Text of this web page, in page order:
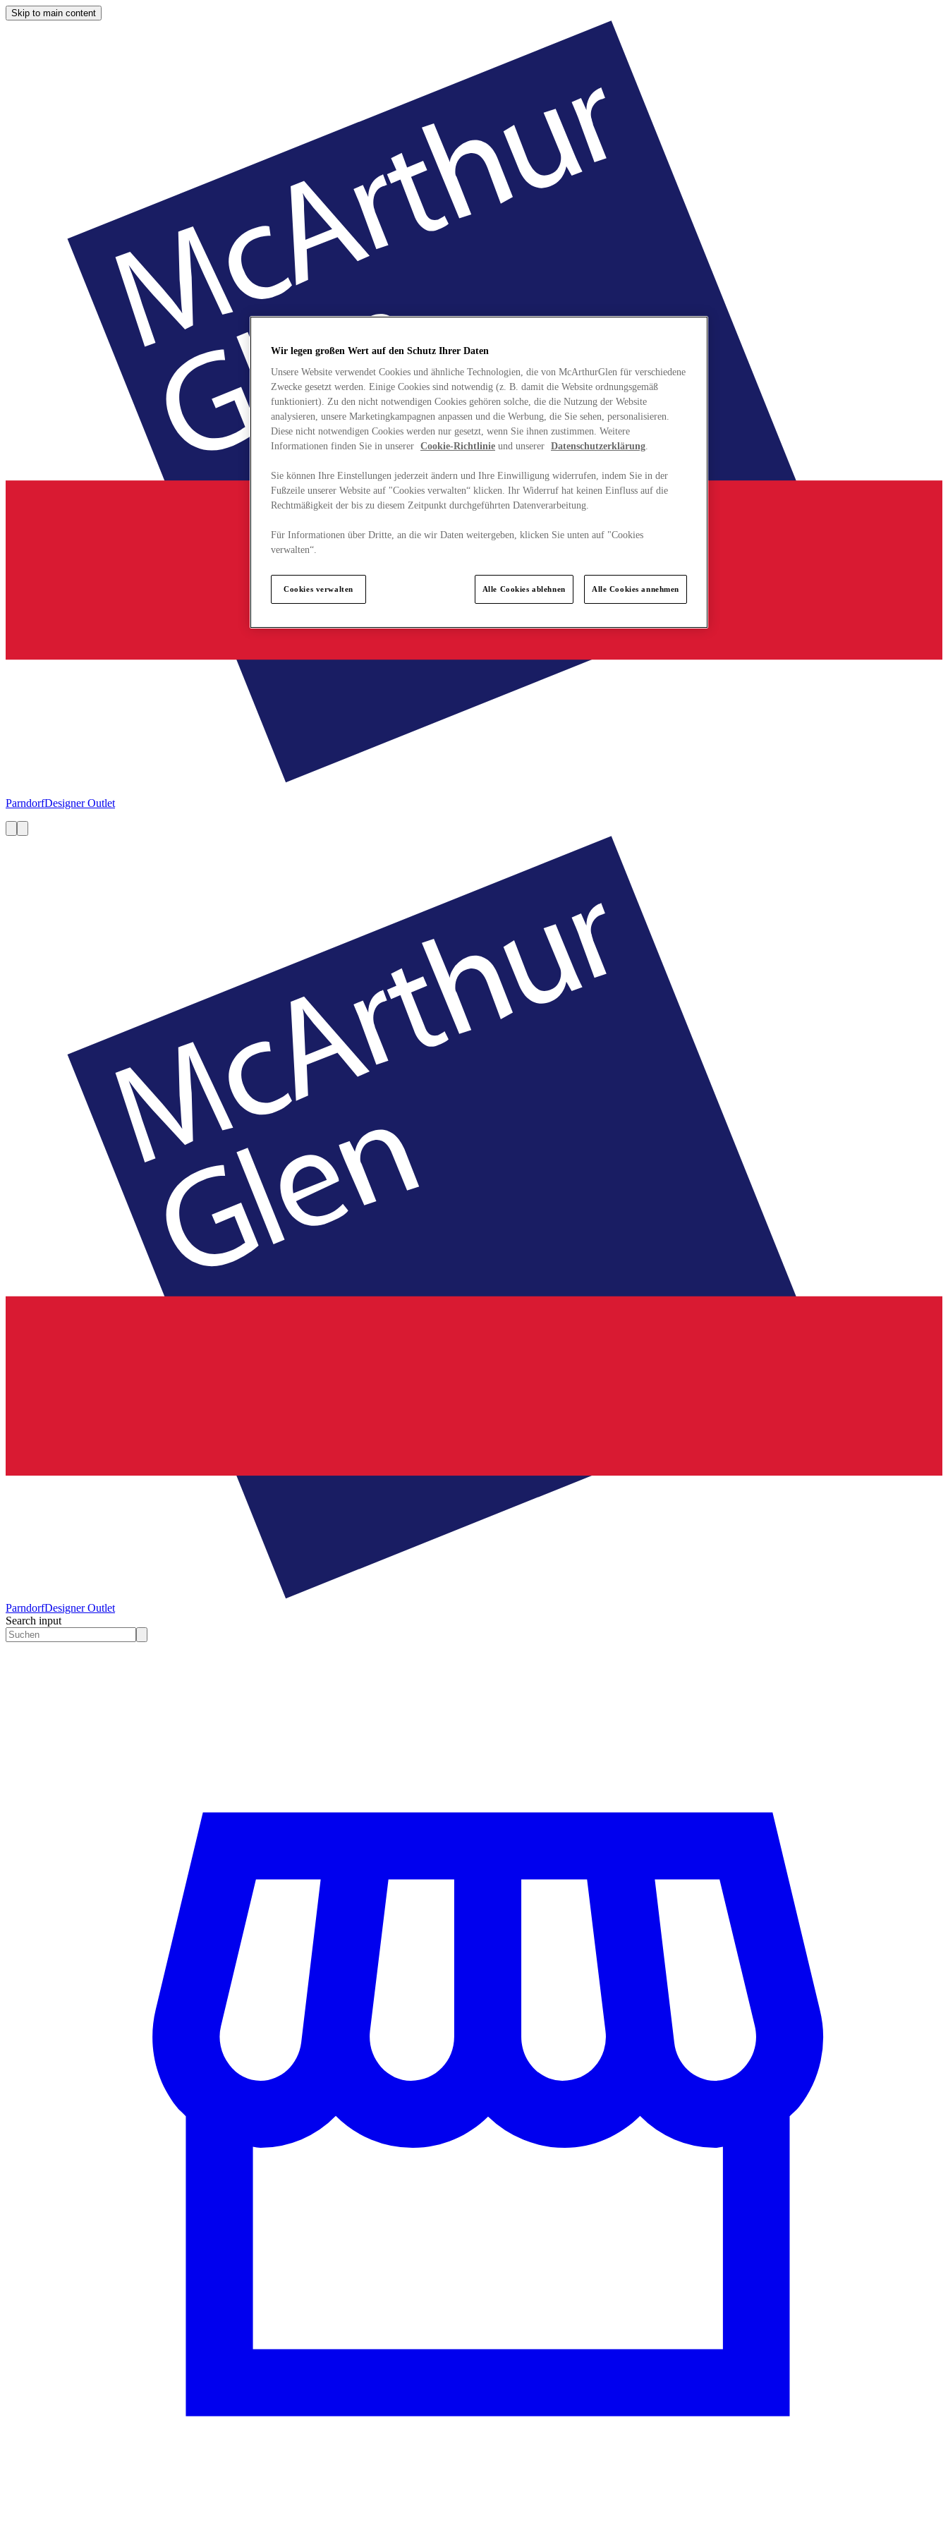
Skip to main content
ParndorfDesigner Outlet
ParndorfDesigner Outlet
Search input
Wir legen großen Wert auf den Schutz Ihrer Daten
Unsere Website verwendet Cookies und ähnliche Technologien, die von McArthurGlen für verschiedene
Zwecke gesetzt werden. Einige Cookies sind notwendig (z. B. damit die Website ordnungsgemäß
funktioniert). Zu den nicht notwendigen Cookies gehören solche, die die Nutzung der Website
analysieren, unsere Marketingkampagnen anpassen und die Werbung, die Sie sehen, personalisieren.
Diese nicht notwendigen Cookies werden nur gesetzt, wenn Sie ihnen zustimmen. Weitere
Informationen finden Sie in unserer Cookie-Richtlinie und unserer Datenschutzerklärung.
Sie können Ihre Einstellungen jederzeit ändern und Ihre Einwilligung widerrufen, indem Sie in der
Fußzeile unserer Website auf "Cookies verwalten“ klicken. Ihr Widerruf hat keinen Einfluss auf die
Rechtmäßigkeit der bis zu diesem Zeitpunkt durchgeführten Datenverarbeitung.
Für Informationen über Dritte, an die wir Daten weitergeben, klicken Sie unten auf "Cookies
verwalten“.
Cookies verwalten Alle Cookies ablehnen Alle Cookies annehmen